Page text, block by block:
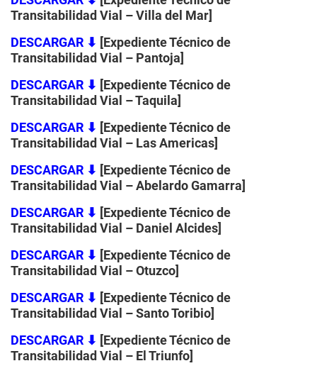
Transitabilidad Vial – Villa del Mar]
DESCARGAR ⬇ [Expediente Técnico de
Transitabilidad Vial – Pantoja]
DESCARGAR ⬇ [Expediente Técnico de
Transitabilidad Vial – Taquila]
DESCARGAR ⬇ [Expediente Técnico de
Transitabilidad Vial – Las Americas]
DESCARGAR ⬇ [Expediente Técnico de
Transitabilidad Vial – Abelardo Gamarra]
DESCARGAR ⬇ [Expediente Técnico de
Transitabilidad Vial – Daniel Alcides]
DESCARGAR ⬇ [Expediente Técnico de
Transitabilidad Vial – Otuzco]
DESCARGAR ⬇ [Expediente Técnico de
Transitabilidad Vial – Santo Toribio]
DESCARGAR ⬇ [Expediente Técnico de
Transitabilidad Vial – El Triunfo]